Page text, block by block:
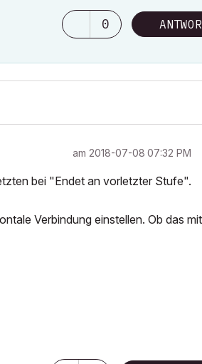
0
am ‎2018-07-08 07:32 PM
bei "Endet an vorletzter Stufe".
Verbindung einstellen. Ob das mit